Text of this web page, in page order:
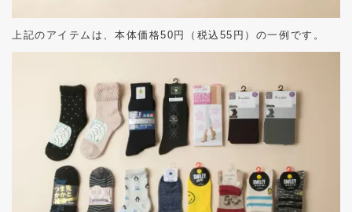
上記のアイテムは、本体価格50 円（税込 55 円）の一例です。